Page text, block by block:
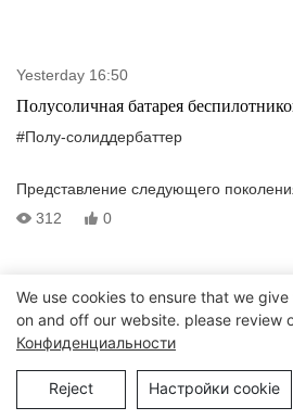
Yesterday 16:50
Полусоличная батарея
поколения: питание VTOL &
#Полу-солиддербаттер
Представление следующего
—Наша полусветная литий-ионная
многоотровневых дронов.
312 0
Send
We use cookies to ensure that we
on and off our website. please review
Конфиденциальности
Reject Настройки cookie